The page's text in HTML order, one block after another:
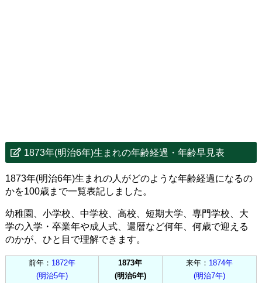
1873年(明治6年)生まれの年齢経過・年齢早見表
1873年(明治6年)生まれの人がどのような年齢経過になるの
かを100歳まで一覧表記しました。
幼稚園、小学校、中学校、高校、短期大学、専門学校、大
学の入学・卒業年や成人式、還暦など何年、何歳で迎える
のかが、ひと目で理解できます。
前年： 1872年
(明治5年)
1873年
(明治6年)
来年： 1874年
(明治7年)